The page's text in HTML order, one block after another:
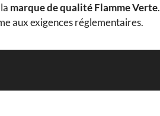
marque de qualité Flamme Verte.
aux exigences réglementaires.